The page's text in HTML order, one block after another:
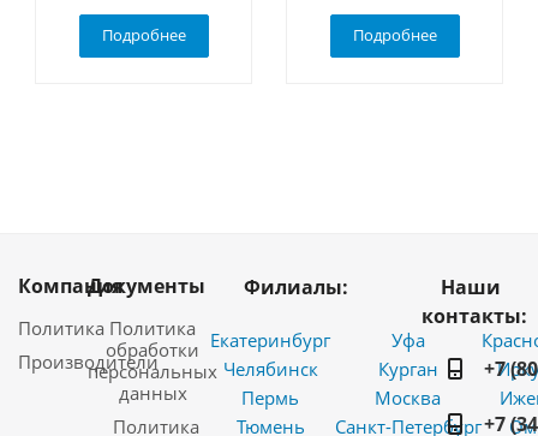
Подробнее Подробнее
Компания
Политика
Производители
Документы
Политика
обработки
персональных
данных
Политика
Филиалы:
Екатеринбург
Челябинск
Пермь
Тюмень
Уфа
Курган
Москва
Санкт-Петербург
Наши
контакты:
+7
+7